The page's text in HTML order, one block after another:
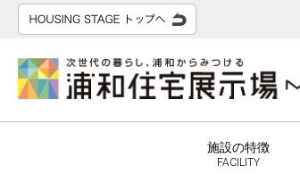
施設の特徴
FACILITY